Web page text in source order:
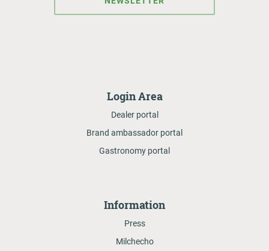
Login Area
Dealer portal
Brand ambassador portal
Gastronomy portal
Information
Press
Milchecho